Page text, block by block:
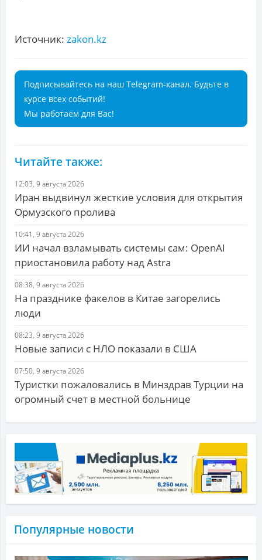
Источник: zakon.kz
Подписывайтесь на наш Telegram-канал. Будьте в
курсе всех событий!
Мы работаем для Вас!
Читайте также:
12:03, 9 августа 2026
Иран выдвинул жесткие условия для открытия
Ормузского пролива
10:41, 9 августа 2026
ИИ начал взламывать системы сам: OpenAI
приостановила работу над Astra
08:38, 9 августа 2026
На празднике факелов в Китае загорелись
люди
08:23, 9 августа 2026
Новые записи с НЛО показали в США
07:50, 9 августа 2026
Туристки пожаловались в Минздрав Турции на
огромный счет в местной больнице
Популярные новости